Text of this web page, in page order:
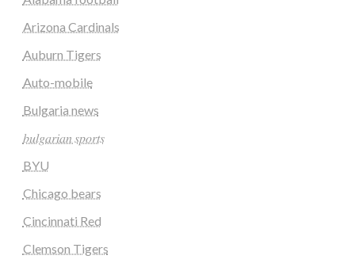
Arizona Cardinals
Auburn Tigers
Auto-mobile
Bulgaria news
𝑏𝑢𝑙𝑔𝑎𝑟𝑖𝑎𝑛 𝑠𝑝𝑜𝑟𝑡𝑠
BYU
Chicago bears
Cincinnati Red
Clemson Tigers